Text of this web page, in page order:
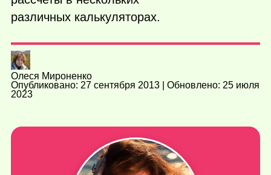
различных калькуляторах.
Олеся Мироненко
Опубликовано: 27 сентября 2013 | Обновлено: 25 июля
2023